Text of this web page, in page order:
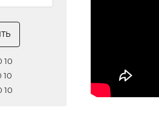
10
10
10